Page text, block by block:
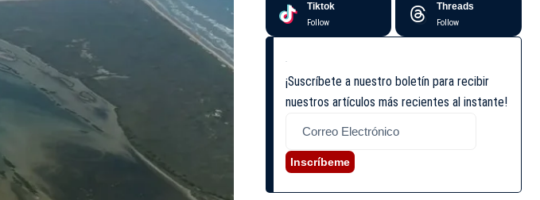
Tiktok
Follow
Threads
Follow
¡Suscríbete a nuestro boletín para recibir
nuestros artículos más recientes al instante!
Inscríbeme